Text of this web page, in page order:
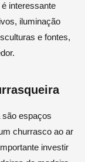
interessante
iluminação
e fontes,
espaços
churrasco ao ar
investir